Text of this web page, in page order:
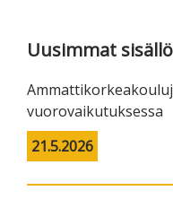
Uusimmat
vuorovaikutuksessa
21.5.2026